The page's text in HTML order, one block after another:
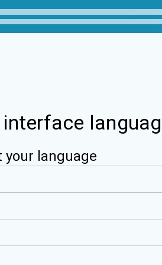
interface
your language